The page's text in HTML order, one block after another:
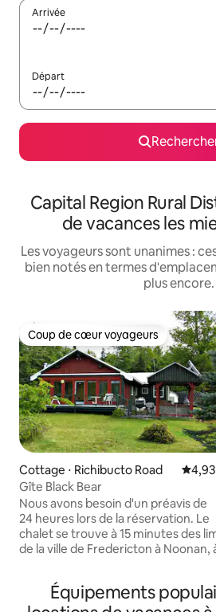
Arrivée
Départ
Capital Region Rural
de vacances les
Les voyageurs sont unanimes :
bien notés en termes
plus encore.
Coup de cœur voyageurs
Coup de cœur voyageurs
Cottage ⋅ Richibucto Road
Gîte Black Bear
Nous avons besoin d'un préavis de
24 heures lors de la réservation. Le
chalet se trouve à 15 minutes des
de la ville de Fredericton à Noonan,
privée. Il fonctionne à l'énergie
éolienne avec un générateur de
Équipements